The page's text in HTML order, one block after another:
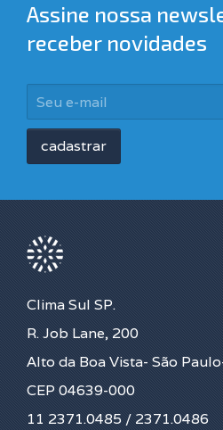
Assine nossa
receber novidades
Clima Sul SP.
R. Job Lane, 200
Alto da Boa Vista- São
CEP 04639-000
11 2371.0485 / 2371.0486